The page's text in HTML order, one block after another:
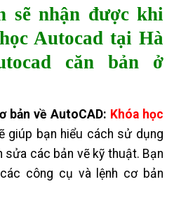
sẽ nhận được khi
Autocad tại Hà
căn bản ở
bản về AutoCAD: Khóa học
giúp bạn hiểu cách sử dụng
các bản vẽ kỹ thuật. Bạn
công cụ và lệnh cơ bản